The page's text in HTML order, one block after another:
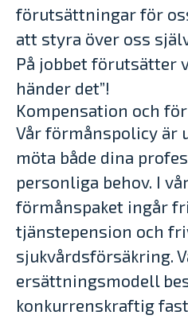
förutsättningar för
att styra över oss
På jobbet förutsätter
händer det”!
Kompensation och
Vår förmånspolicy är
möta både dina
personliga behov. I
förmånspaket ingår
tjänstepension och
sjukvårdsförsäkring.
ersättningsmodell
konkurrenskraftig